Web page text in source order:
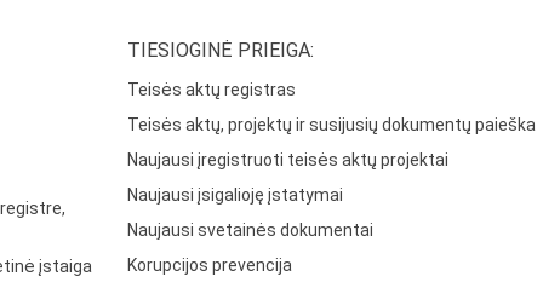
įstaiga
TIESIOGINĖ PRIEIGA:
Teisės aktų registras
Teisės aktų, projektų ir susijusių dokumentų paieška
Naujausi įregistruoti teisės aktų projektai
Naujausi įsigalioję įstatymai
Naujausi svetainės dokumentai
Korupcijos prevencija